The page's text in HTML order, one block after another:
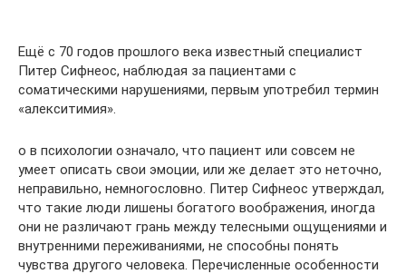
Ещё с 70 годов прошлого века известный специалист
Питер Сифнеос, наблюдая за пациентами с
соматическими нарушениями, первым употребил термин
«алекситимия».
о в психологии означало, что пациент или совсем не
умеет описать свои эмоции, или же делает это неточно,
неправильно, немногословно. Питер Сифнеос утверждал,
что такие люди лишены богатого воображения, иногда
они не различают грань между телесными ощущениями и
внутренними переживаниями, не способны понять
чувства другого человека. Перечисленные особенности